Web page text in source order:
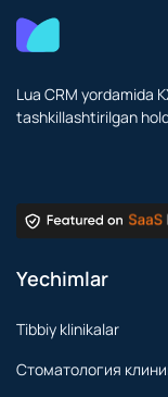
Lua CRM yordamida
tashkillashtirilgan
Yechimlar
Tibbiy klinikalar
Стоматология